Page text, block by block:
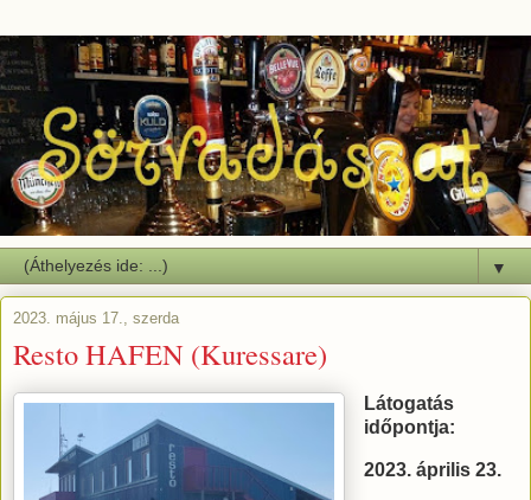
▼
2023. május 17., szerda
Resto HAFEN (Kuressare)
Látogatás
időpontja:
2023. április 23.